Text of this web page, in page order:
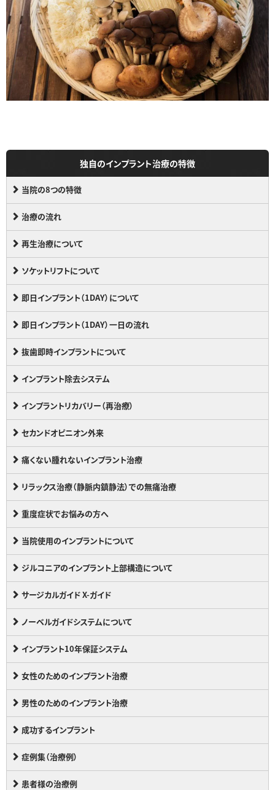
独自のインプラント治療の特徴
当院の8つの特徴
治療の流れ
再生治療について
ソケットリフトについて
即日インプラント（1DAY）について
即日インプラント（1DAY）一日の流れ
抜歯即時インプラントについて
インプラント除去システム
インプラントリカバリー（再治療）
セカンドオピニオン外来
痛くない腫れないインプラント治療
リラックス治療（静脈内鎮静法）での無痛治療
重度症状でお悩みの方へ
当院使用のインプラントについて
ジルコニアのインプラント上部構造について
サージカルガイド X-ガイド
ノーベルガイドシステムについて
インプラント10年保証システム
女性のためのインプラント治療
男性のためのインプラント治療
成功するインプラント
症例集（治療例）
患者様の治療例